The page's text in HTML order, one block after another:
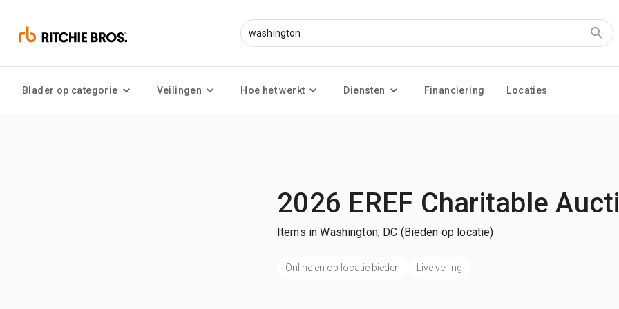
Blader op categorie Veilingen Hoe het werkt Diensten Financiering Locaties
2026 EREF Charitable
Items in Washington, DC (Bieden op locatie)
Online en op locatie bieden Live veiling